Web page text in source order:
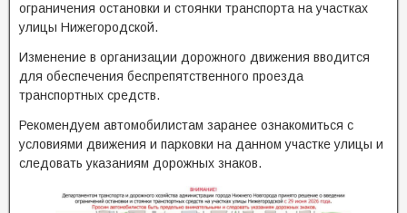
ограничения остановки и стоянки транспорта на участках
улицы Нижегородской.
Изменение в организации дорожного движения вводится
для обеспечения беспрепятственного проезда
транспортных средств.
Рекомендуем автомобилистам заранее ознакомиться с
условиями движения и парковки на данном участке улицы и
следовать указаниям дорожных знаков.